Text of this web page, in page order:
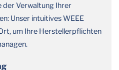
der Verwaltung Ihrer
Unser intuitives WEEE
um Ihre Herstellerpflichten